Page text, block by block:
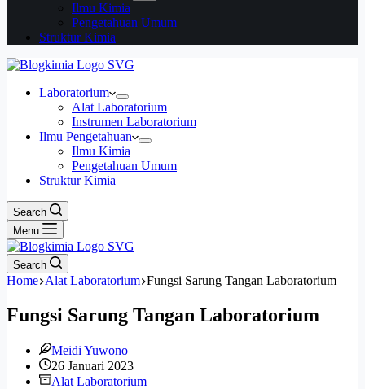
Ilmu Kimia
Pengetahuan Umum
Struktur Kimia
Laboratorium
Alat Laboratorium
Instrumen Laboratorium
Ilmu Pengetahuan
Ilmu Kimia
Pengetahuan Umum
Struktur Kimia
Search
Menu
Search
Home Alat Laboratorium Fungsi Sarung Tangan Laboratorium
Fungsi Sarung Tangan Laboratorium
Meidi Yuwono
26 Januari 2023
Alat Laboratorium